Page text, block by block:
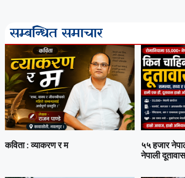
सम्बन्धित समाचार
कविता : व्याकरण र म
५५ हजार
नेपाली